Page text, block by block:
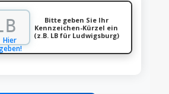
Hier
Bitte geben Sie Ihr
Kennzeichen-Kürzel ein
(z.B. LB für Ludwigsburg)